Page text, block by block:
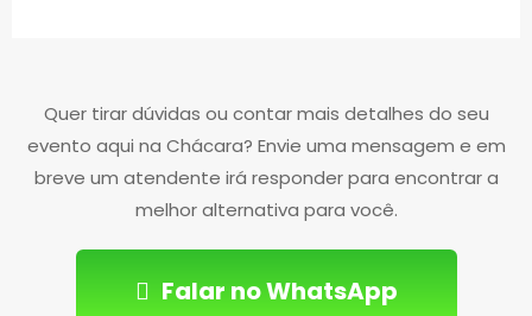
Quer tirar dúvidas ou contar mais detalhes do seu
evento aqui na Chácara? Envie uma mensagem e em
breve um atendente irá responder para encontrar a
melhor alternativa para você.
Falar no WhatsApp